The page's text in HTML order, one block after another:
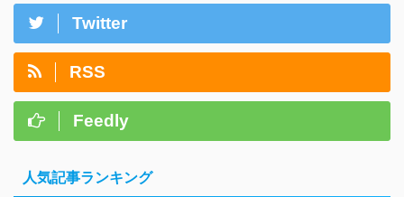
Twitter
RSS
Feedly
人気記事ランキング